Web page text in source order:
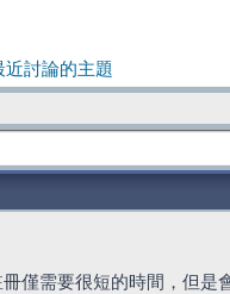
近討論的主題
僅需要很短的時間，但是